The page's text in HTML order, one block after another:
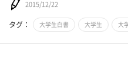
2015/12/22
タグ： 大学生白書 大学生 大